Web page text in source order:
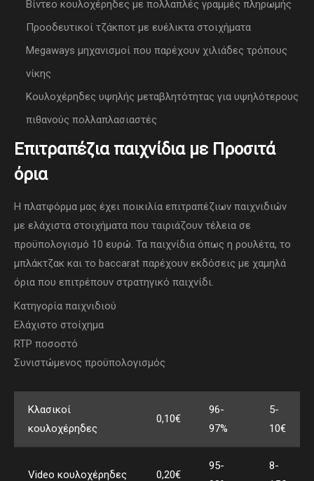
Βίντεο κουλοχέρηδες με πολλαπλές γραμμές πληρωμής
Προοδευτικοί τζάκποτ με ευέλικτα στοιχήματα
Megaways μηχανισμοί που παρέχουν χιλιάδες τρόπους
νίκης
Κουλοχέρηδες υψηλής μεταβλητότητας για υψηλότερους
πιθανούς πολλαπλασιαστές
Επιτραπέζια παιχνίδια με Προσιτά
όρια
Η πλατφόρμα μας έχει ποικιλία επιτραπέζιων παιχνιδιών
με ελάχιστα στοιχήματα που ταιριάζουν τέλεια σε
προϋπολογισμό 10 ευρώ. Τα παιχνίδια όπως η ρουλέτα, το
μπλάκτζακ και το baccarat παρέχουν εκδόσεις με χαμηλά
όρια που επιτρέπουν στρατηγικό παιχνίδι.
Κατηγορία παιχνιδιού
Ελάχιστο στοίχημα
RTP ποσοστό
Συνιστώμενος προϋπολογισμός
Κλασικοί
κουλοχέρηδες
0,10€
96-
97%
5-
10€
Video κουλοχέρηδες 0,20€
95-
8-